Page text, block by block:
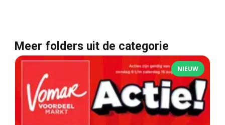
Meer folders uit de categorie
NIEUW